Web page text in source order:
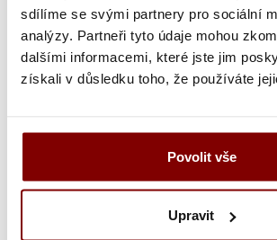
sdílíme se svými partnery pro sociální
analýzy. Partneři tyto údaje mohou
dalšími informacemi, které jste jim
získali v důsledku toho, že používáte
Povolit vše
Upravit
Skladom
U vás doma do 3 dní
55,10€s DPH
€ bez DPH
Vložiť do košíka